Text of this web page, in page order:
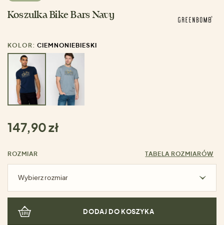
Koszulka Bike Bars Navy
KOLOR: CIEMNONIEBIESKI
147,90 zł
ROZMIAR TABELA ROZMIARÓW
Wybierz rozmiar
DODAJ DO KOSZYKA